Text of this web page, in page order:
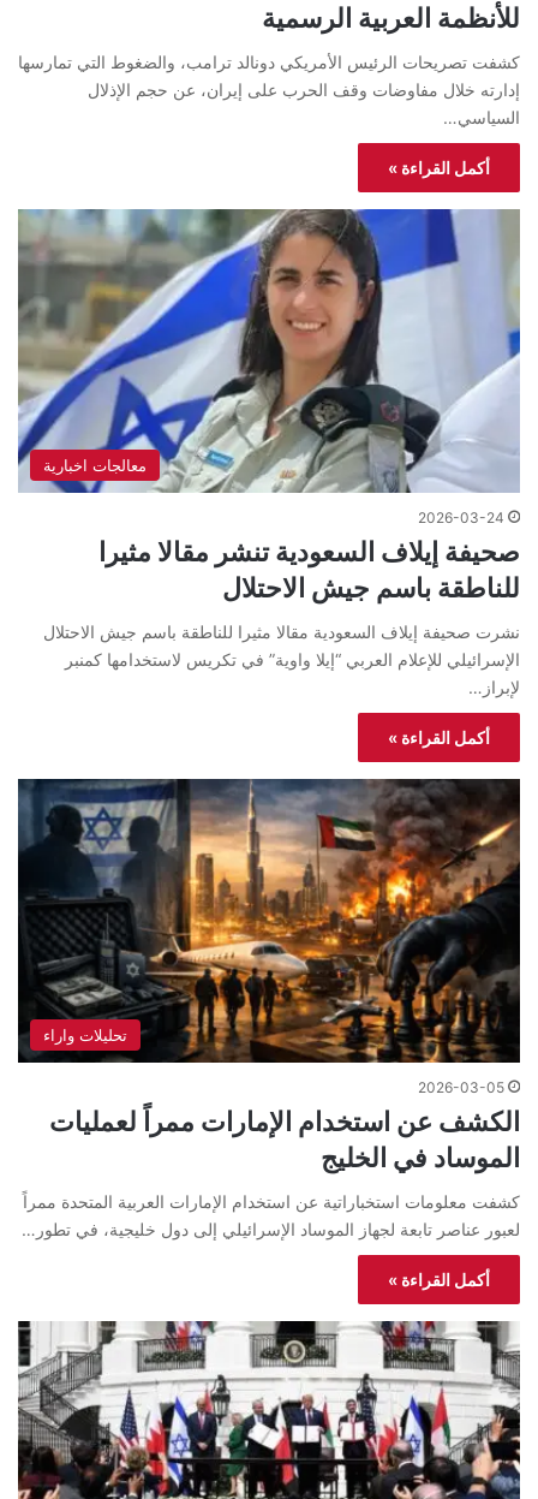
للأنظمة العربية الرسمية
كشفت تصريحات الرئيس الأمريكي دونالد ترامب، والضغوط التي تمارسها
إدارته خلال مفاوضات وقف الحرب على إيران، عن حجم الإذلال
السياسي…
أكمل القراءة »
معالجات اخبارية
2026-03-24
صحيفة إيلاف السعودية تنشر مقالا مثيرا
للناطقة باسم جيش الاحتلال
نشرت صحيفة إيلاف السعودية مقالا مثيرا للناطقة باسم جيش الاحتلال
الإسرائيلي للإعلام العربي “إيلا واوية” في تكريس لاستخدامها كمنبر
لإبراز…
أكمل القراءة »
تحليلات واراء
2026-03-05
الكشف عن استخدام الإمارات ممراً لعمليات
الموساد في الخليج
كشفت معلومات استخباراتية عن استخدام الإمارات العربية المتحدة ممراً
لعبور عناصر تابعة لجهاز الموساد الإسرائيلي إلى دول خليجية، في تطور…
أكمل القراءة »